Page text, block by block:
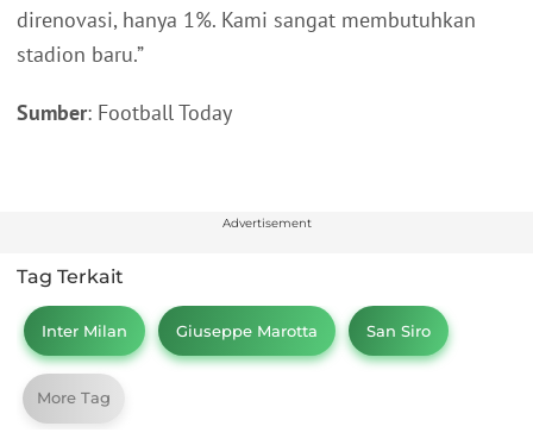
direnovasi, hanya 1%. Kami sangat membutuhkan
stadion baru.”
Sumber: Football Today
Advertisement
Tag Terkait
Inter Milan Giuseppe Marotta San Siro
More Tag